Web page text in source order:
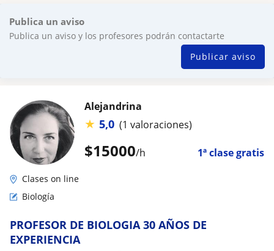
Publica un aviso
Publica un aviso y los profesores podrán contactarte
Publicar aviso
$15000/h 1ª clase gratis
Alejandrina
★ 5,0 (1 valoraciones)
Clases on line
Biología
PROFESOR DE BIOLOGIA 30 AÑOS DE
EXPERIENCIA